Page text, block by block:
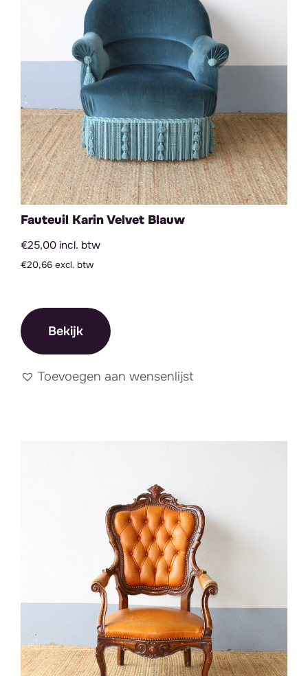
Fauteuil Karin Velvet Blauw
€25,00 incl. btw
€20,66 excl. btw
Bekijk
Toevoegen aan wensenlijst